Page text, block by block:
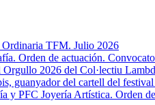
Ordinaria TFM. Julio 2026
Orden de actuación.
Orgullo 2026 del Col·lectiu
guanyador del cartell del festival
y PFC Joyería Artística. Orden